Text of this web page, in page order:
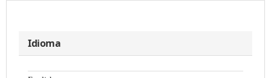
Idioma